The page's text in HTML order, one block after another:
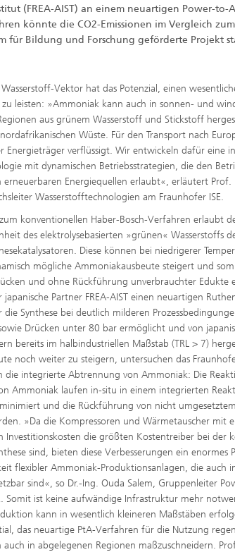
und
(FREA-AIST) an einem neuartigen Power-to-
könnte die CO2-Emissionen im Vergleich
für Bildung und Forschung geförderte Projekt
Vektor hat das Potenzial, einen
zu leisten: »Ammoniak kann auch in sonnen- und
aus grünem Wasserstoff und Stickstoff
Wüste. Für den Transport nach
Energieträger verflüssigt. Wir entwickeln dafür eine
mit dynamischen Betriebsstrategien, die den
Energiequellen erlaubt«, erläutert Prof.
Wasserstofftechnologien am Fraunhofer ISE.
konventionellen Haber-Bosch-Verfahren erlaubt
des elektrolysebasierten »grünen« Wasserstoffs
Diese können bei niedrigerer
mögliche Ammoniakausbeute steigert und
und ohne Rückführung unverbrauchter Edukte
Partner FREA-AIST einen neuartigen
Synthese bei deutlich milderen
Drücken unter 80 bar ermöglicht und von
bereits im halbindustriellen Maßstab (TRL > 7)
noch weiter zu steigern, untersuchen das
die integrierte Abtrennung von Ammoniak: Die
Ammoniak laufen in-situ in einem integrierten
und die Rückführung von nicht
»Da die Kompressoren und Wärmetauscher mit
Investitionskosten die größten Kostentreiber bei der
sind, bieten diese Verbesserungen ein enormes
flexibler Ammoniak-Produktionsanlagen, die auch
sind«, so Dr.-Ing. Ouda Salem, Gruppenleiter
Somit ist keine aufwändige Infrastruktur mehr
kann in wesentlich kleineren Maßstäben
das neuartige PtA-Verfahren für die Nutzung
auch in abgelegenen Regionen maßzuschneidern.